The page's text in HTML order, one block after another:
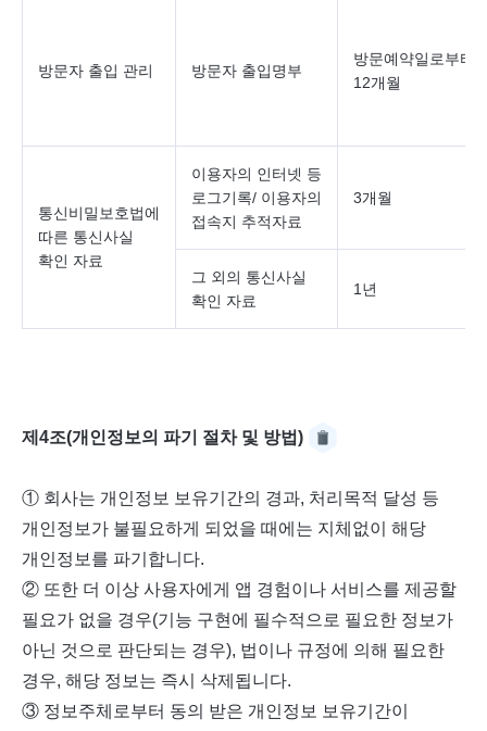
방문자 출입 관리 방문자 출입명부
방문예약일로부터
12개월
통신비밀보호법에
따른 통신사실
확인 자료
이용자의 인터넷 등
로그기록/ 이용자의
접속지 추적자료
3개월
그 외의 통신사실
확인 자료
1년
제4조(개인정보의 파기 절차 및 방법)
① 회사는 개인정보 보유기간의 경과, 처리목적 달성 등
개인정보가 불필요하게 되었을 때에는 지체없이 해당
개인정보를 파기합니다.
② 또한 더 이상 사용자에게 앱 경험이나 서비스를 제공할
필요가 없을 경우(기능 구현에 필수적으로 필요한 정보가
아닌 것으로 판단되는 경우), 법이나 규정에 의해 필요한
경우, 해당 정보는 즉시 삭제됩니다.
③ 정보주체로부터 동의 받은 개인정보 보유기간이